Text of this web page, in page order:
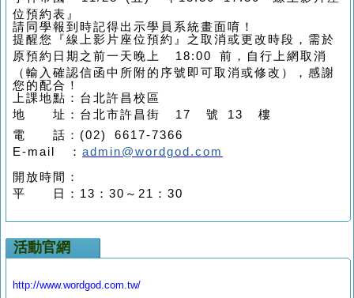
位預約表』
請同學報到時記得出示學員系統畫面唷！
提醒您『線上影片座位預約』之取消或更改時段，需於
原預約日期之前一天晚上
18:00 前，自行上網取消
（輸入確認信函中所附的序號即可取消或修改），感謝
您的配合！
上課地點：台北許昌校區
地 址：台北市許昌街
17號 13 樓
電 話： (02) 6617-7366
E-mail
： admin@wordgod.com
開放時間：
平 日： 13 ： 30 ～ 21 ： 30
活動官網
http://www.wordgod.com.tw/